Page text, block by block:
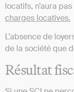
locatifs, n’aura
charges locatives.
L’absence de
de la société que
Résultat